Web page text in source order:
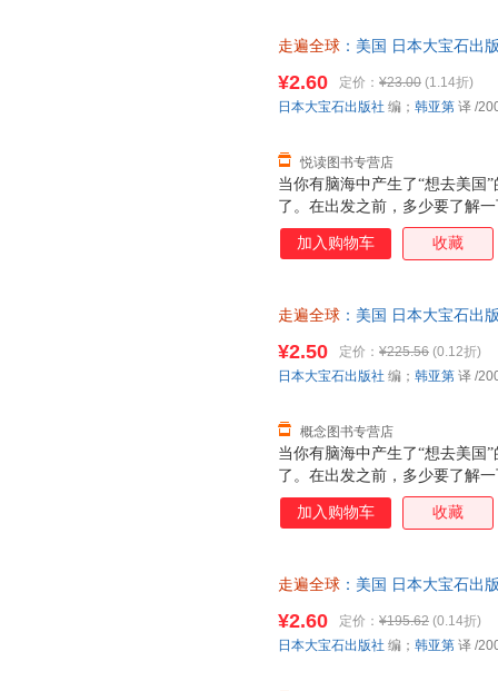
走遍全球 ：美国 日本大宝石出
当你有脑海中产生了“想去美国
了。在出发之前，多少要了解
系到旅行质量的好坏。比如，
对对方的习惯风俗了解一点的
方面来认识美国！
¥2.60 定价： ¥23.00 (1.14折)
悦读图书专营店
日本大宝石出版社 编； 韩亚第 译 /
加入购物车 收藏
走遍全球 ：美国 日本大宝石出
当你有脑海中产生了“想去美国
了。在出发之前，多少要了解
系到旅行质量的好坏。比如，
对对方的习惯风俗了解一点的
方面来认识美国！
¥2.50 定价： ¥225.56 (0.12折)
概念图书专营店
日本大宝石出版社 编； 韩亚第 译 /
加入购物车 收藏
走遍全球 ：美国 日本大宝石出
¥2.60 定价： ¥195.62 (0.14折)
日本大宝石出版社 编； 韩亚第 译 /